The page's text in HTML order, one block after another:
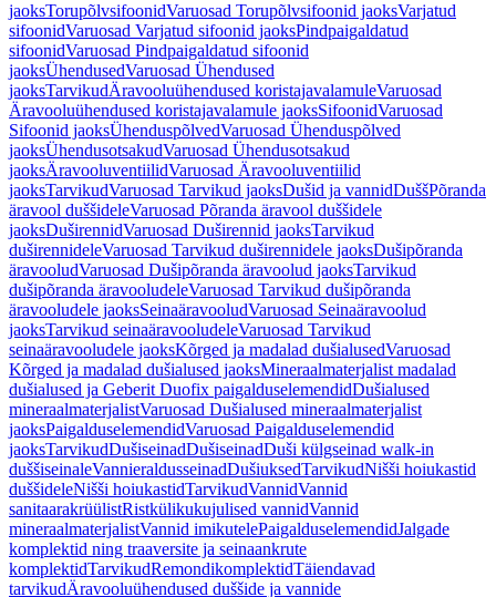
jaoksTorupõlvsifoonidVaruosad Torupõlvsifoonid jaoksVarjatud
sifoonidVaruosad Varjatud sifoonid jaoksPindpaigaldatud
sifoonidVaruosad Pindpaigaldatud sifoonid
jaoksÜhendusedVaruosad Ühendused
jaoksTarvikudÄravooluühendused koristajavalamuleVaruosad
Äravooluühendused koristajavalamule jaoksSifoonidVaruosad
Sifoonid jaoksÜhenduspõlvedVaruosad Ühenduspõlved
jaoksÜhendusotsakudVaruosad Ühendusotsakud
jaoksÄravooluventiilidVaruosad Äravooluventiilid
jaoksTarvikudVaruosad Tarvikud jaoksDušid ja vannidDuššPõranda
äravool duššideleVaruosad Põranda äravool duššidele
jaoksDuširennidVaruosad Duširennid jaoksTarvikud
duširennideleVaruosad Tarvikud duširennidele jaoksDušipõranda
äravooludVaruosad Dušipõranda äravoolud jaoksTarvikud
dušipõranda äravooludeleVaruosad Tarvikud dušipõranda
äravooludele jaoksSeinaäravooludVaruosad Seinaäravoolud
jaoksTarvikud seinaäravooludeleVaruosad Tarvikud
seinaäravooludele jaoksKõrged ja madalad dušialusedVaruosad
Kõrged ja madalad dušialused jaoksMineraalmaterjalist madalad
dušialused ja Geberit Duofix paigalduselemendidDušialused
mineraalmaterjalistVaruosad Dušialused mineraalmaterjalist
jaoksPaigalduselemendidVaruosad Paigalduselemendid
jaoksTarvikudDušiseinadDušiseinadDuši külgseinad walk-in
duššiseinaleVannieraldusseinadDušiuksedTarvikudNišši hoiukastid
duššideleNišši hoiukastidTarvikudVannidVannid
sanitaarakrüülistRistkülikukujulised vannidVannid
mineraalmaterjalistVannid imikutelePaigalduselemendidJalgade
komplektid ning traaversite ja seinaankrute
komplektidTarvikudRemondikomplektidTäiendavad
tarvikudÄravooluühendused duššide ja vannide